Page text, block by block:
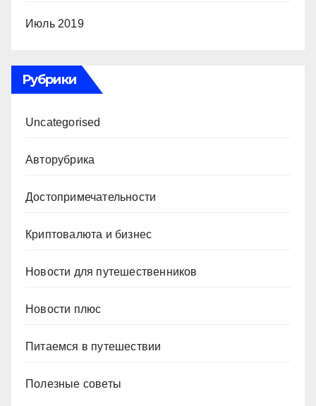
Июль 2019
Рубрики
Uncategorised
Авторубрика
Достопримечательности
Криптовалюта и бизнес
Новости для путешественников
Новости плюс
Питаемся в путешествии
Полезные советы